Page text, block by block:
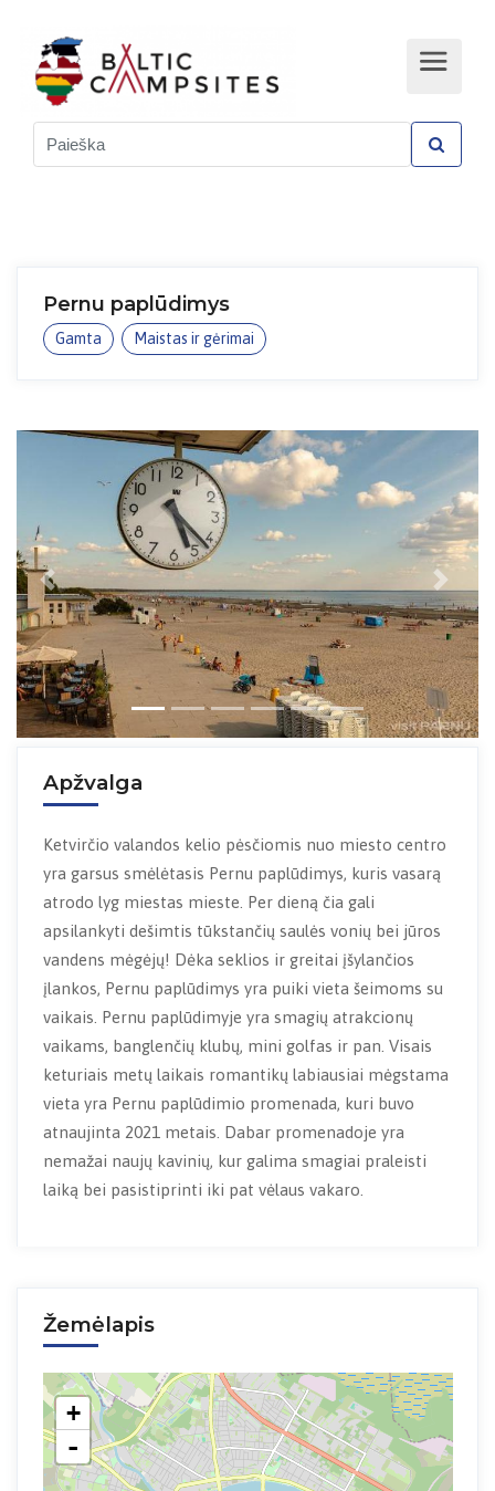
Pernu paplūdimys
Gamta Maistas ir gėrimai
Previous Next
Apžvalga
Ketvirčio valandos kelio pėsčiomis nuo miesto centro
yra garsus smėlėtasis Pernu paplūdimys, kuris vasarą
atrodo lyg miestas mieste. Per dieną čia gali
apsilankyti dešimtis tūkstančių saulės vonių bei jūros
vandens mėgėjų! Dėka seklios ir greitai įšylančios
įlankos, Pernu paplūdimys yra puiki vieta šeimoms su
vaikais. Pernu paplūdimyje yra smagių atrakcionų
vaikams, banglenčių klubų, mini golfas ir pan. Visais
keturiais metų laikais romantikų labiausiai mėgstama
vieta yra Pernu paplūdimio promenada, kuri buvo
atnaujinta 2021 metais. Dabar promenadoje yra
nemažai naujų kavinių, kur galima smagiai praleisti
laiką bei pasistiprinti iki pat vėlaus vakaro.
Žemėlapis
+
-